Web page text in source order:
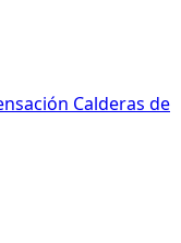
Calderas de